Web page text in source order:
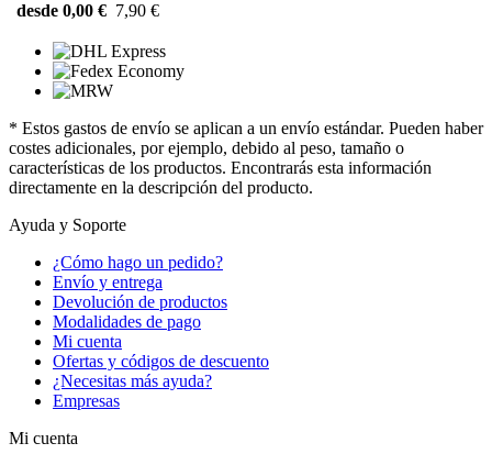
desde 0,00 € 7,90 €
* Estos gastos de envío se aplican a un envío estándar. Pueden haber
costes adicionales, por ejemplo, debido al peso, tamaño o
características de los productos. Encontrarás esta información
directamente en la descripción del producto.
Ayuda y Soporte
¿Cómo hago un pedido?
Envío y entrega
Devolución de productos
Modalidades de pago
Mi cuenta
Ofertas y códigos de descuento
¿Necesitas más ayuda?
Empresas
Mi cuenta